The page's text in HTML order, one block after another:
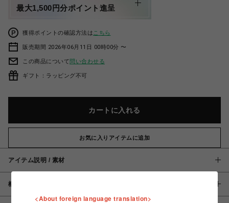
最大1,500円分ポイント進呈
獲得ポイントの確認方法は こちら
販売期間 2026年06月11日 00時00分 〜
この商品について問い合わせる
ギフト：ラッピング不可
カートに入れる
お気に入りアイテムに追加
アイテム説明 / 素材
概要
<About foreign language translation>